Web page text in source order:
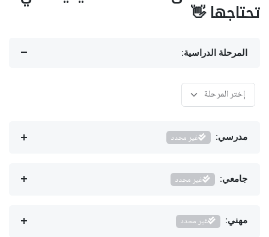
تحتاجها 👋
المرحلة الدراسية:
مدرسي: غير محدد
جامعي: غير محدد
مهني: غير محدد